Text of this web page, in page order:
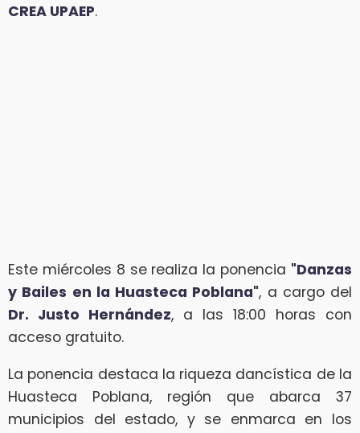
CREA UPAEP.
Este miércoles 8 se realiza la ponencia "Danzas
y Bailes en la Huasteca Poblana", a cargo del
Dr. Justo Hernández, a las 18:00 horas con
acceso gratuito.
La ponencia destaca la riqueza dancística de la
Huasteca Poblana, región que abarca 37
municipios del estado, y se enmarca en los